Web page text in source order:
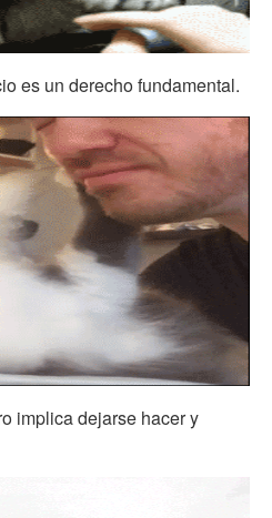
es un derecho fundamental.
implica dejarse hacer y